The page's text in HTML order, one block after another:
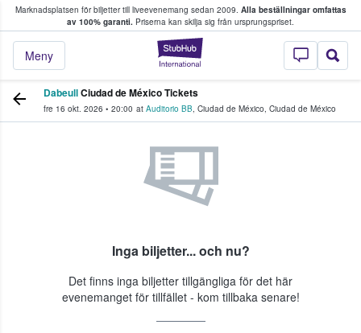
Marknadsplatsen för biljetter till liveevenemang sedan 2009. Alla beställningar omfattas
av 100% garanti. Priserna kan skilja sig från ursprungspriset.
StubHub – där
Meny
köper och säljer biljetter.
DabeullCiudad de México Tickets
fre 16 okt. 2026 • 20:00 at Auditorio BB, Ciudad de México, Ciudad de México
Inga biljetter... och nu?
Det finns inga biljetter tillgängliga för det här
evenemanget för tillfället - kom tillbaka senare!